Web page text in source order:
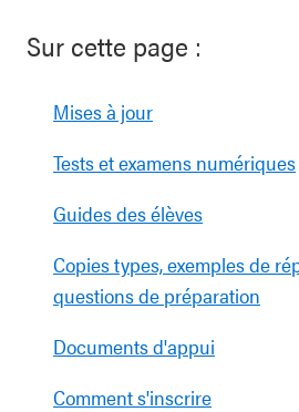
Sur cette page :
Mises à jour
Tests et examens numériques
Guides des élèves
Copies types, exemples de
questions de préparation
Documents d'appui
Comment s'inscrire